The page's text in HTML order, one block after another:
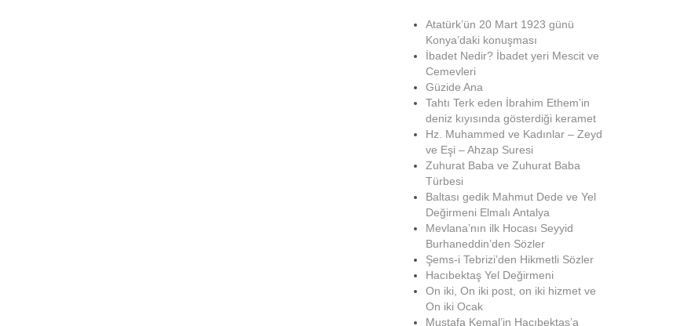
Atatürk’ün 20 Mart 1923 günü
Konya’daki konuşması
İbadet Nedir? İbadet yeri Mescit ve
Cemevleri
Güzide Ana
Tahtı Terk eden İbrahim Ethem’in
deniz kıyısında gösterdiği keramet
Hz. Muhammed ve Kadınlar – Zeyd
ve Eşi – Ahzap Suresi
Zuhurat Baba ve Zuhurat Baba
Türbesi
Baltası gedik Mahmut Dede ve Yel
Değirmeni Elmalı Antalya
Mevlana’nın ilk Hocası Seyyid
Burhaneddin’den Sözler
Şems-i Tebrizi’den Hikmetli Sözler
Hacıbektaş Yel Değirmeni
On iki, On iki post, on iki hizmet ve
On iki Ocak
Mustafa Kemal’in Hacıbektaş’a